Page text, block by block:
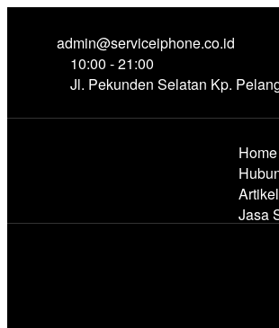
admin@serviceiphone.co.id
10:00 - 21:00
Jl. Pekunden Selatan Kp.
Home
Artikel
Jasa